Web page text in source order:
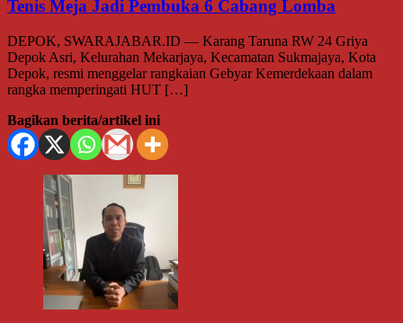
Tenis Meja Jadi Pembuka 6 Cabang Lomba
DEPOK, SWARAJABAR.ID — Karang Taruna RW 24 Griya
Depok Asri, Kelurahan Mekarjaya, Kecamatan Sukmajaya, Kota
Depok, resmi menggelar rangkaian Gebyar Kemerdekaan dalam
rangka memperingati HUT […]
Bagikan berita/artikel ini